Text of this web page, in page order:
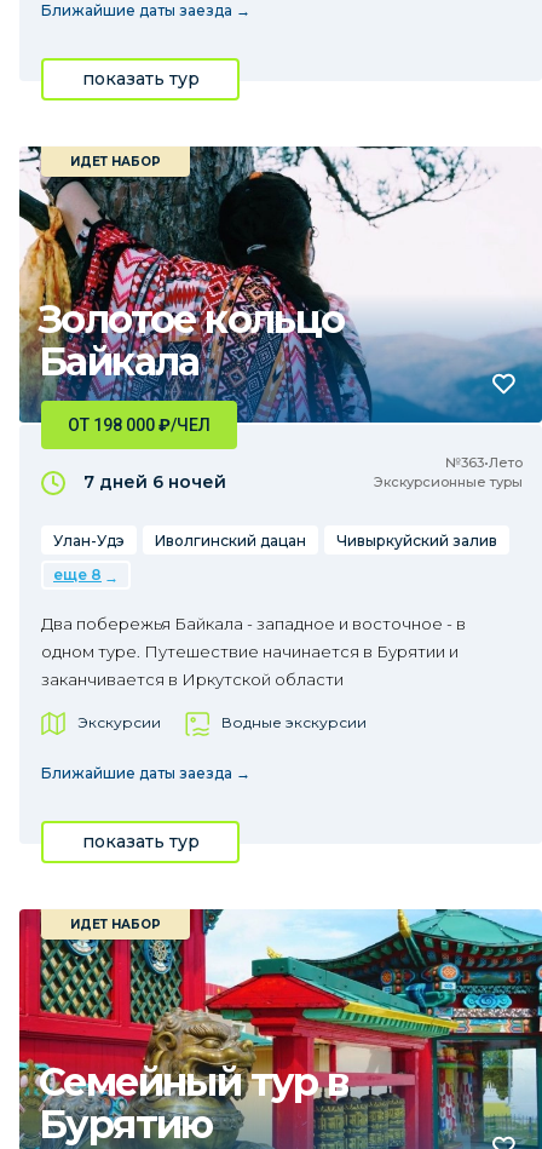
Ближайшие даты заезда →
показать тур
Золотое кольцо
Байкала
ИДЕТ НАБОР
№363•Лето
Экскурсионные туры
ОТ 198 000₽/ЧЕЛ
7 дней 6 ночей
Улан-Удэ Иволгинский дацан
Чивыркуйский залив
еще 8
Два побережья Байкала - западное и восточное - в
одном туре. Путешествие начинается в Бурятии и
заканчивается в Иркутской области
Экскурсии Водные экскурсии
Ближайшие даты заезда →
показать тур
Семейный тур в
Бурятию
ИДЕТ НАБОР